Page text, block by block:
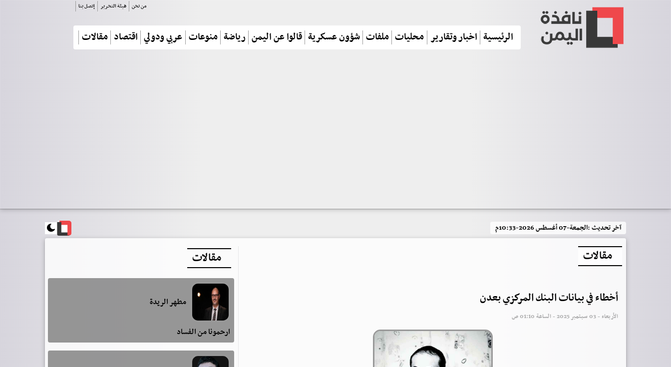
من نحن هيئة التحرير إتصل بنا
الرئيسية اخبار وتقارير محليات ملفات شؤون عسكرية قالوا عن اليمن رياضة منوعات عربي ودولي اقتصاد مقالات
آخر تحديث :الجمعة-07 أغسطس 2026-10:33م
مقالات
أخطاء في بيانات البنك المركزي بعدن
الأربعاء - 03 سبتمبر 2025 - الساعة 01:10 ص
مقالات
مطهر الريدة
ارحمونا من الفساد